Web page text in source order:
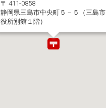
〒 411-0858
静岡県三島市中央町５－５（三島市
役所別館１階）